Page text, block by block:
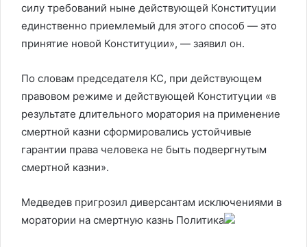
силу требований ныне действующей Конституции
единственно приемлемый для этого способ — это
принятие новой Конституции», — заявил он.
По словам председателя КС, при действующем
правовом режиме и действующей Конституции «в
результате длительного моратория на применение
смертной казни сформировались устойчивые
гарантии права человека не быть подвергнутым
смертной казни».
Медведев пригрозил диверсантам исключениями в
моратории на смертную казнь Политика